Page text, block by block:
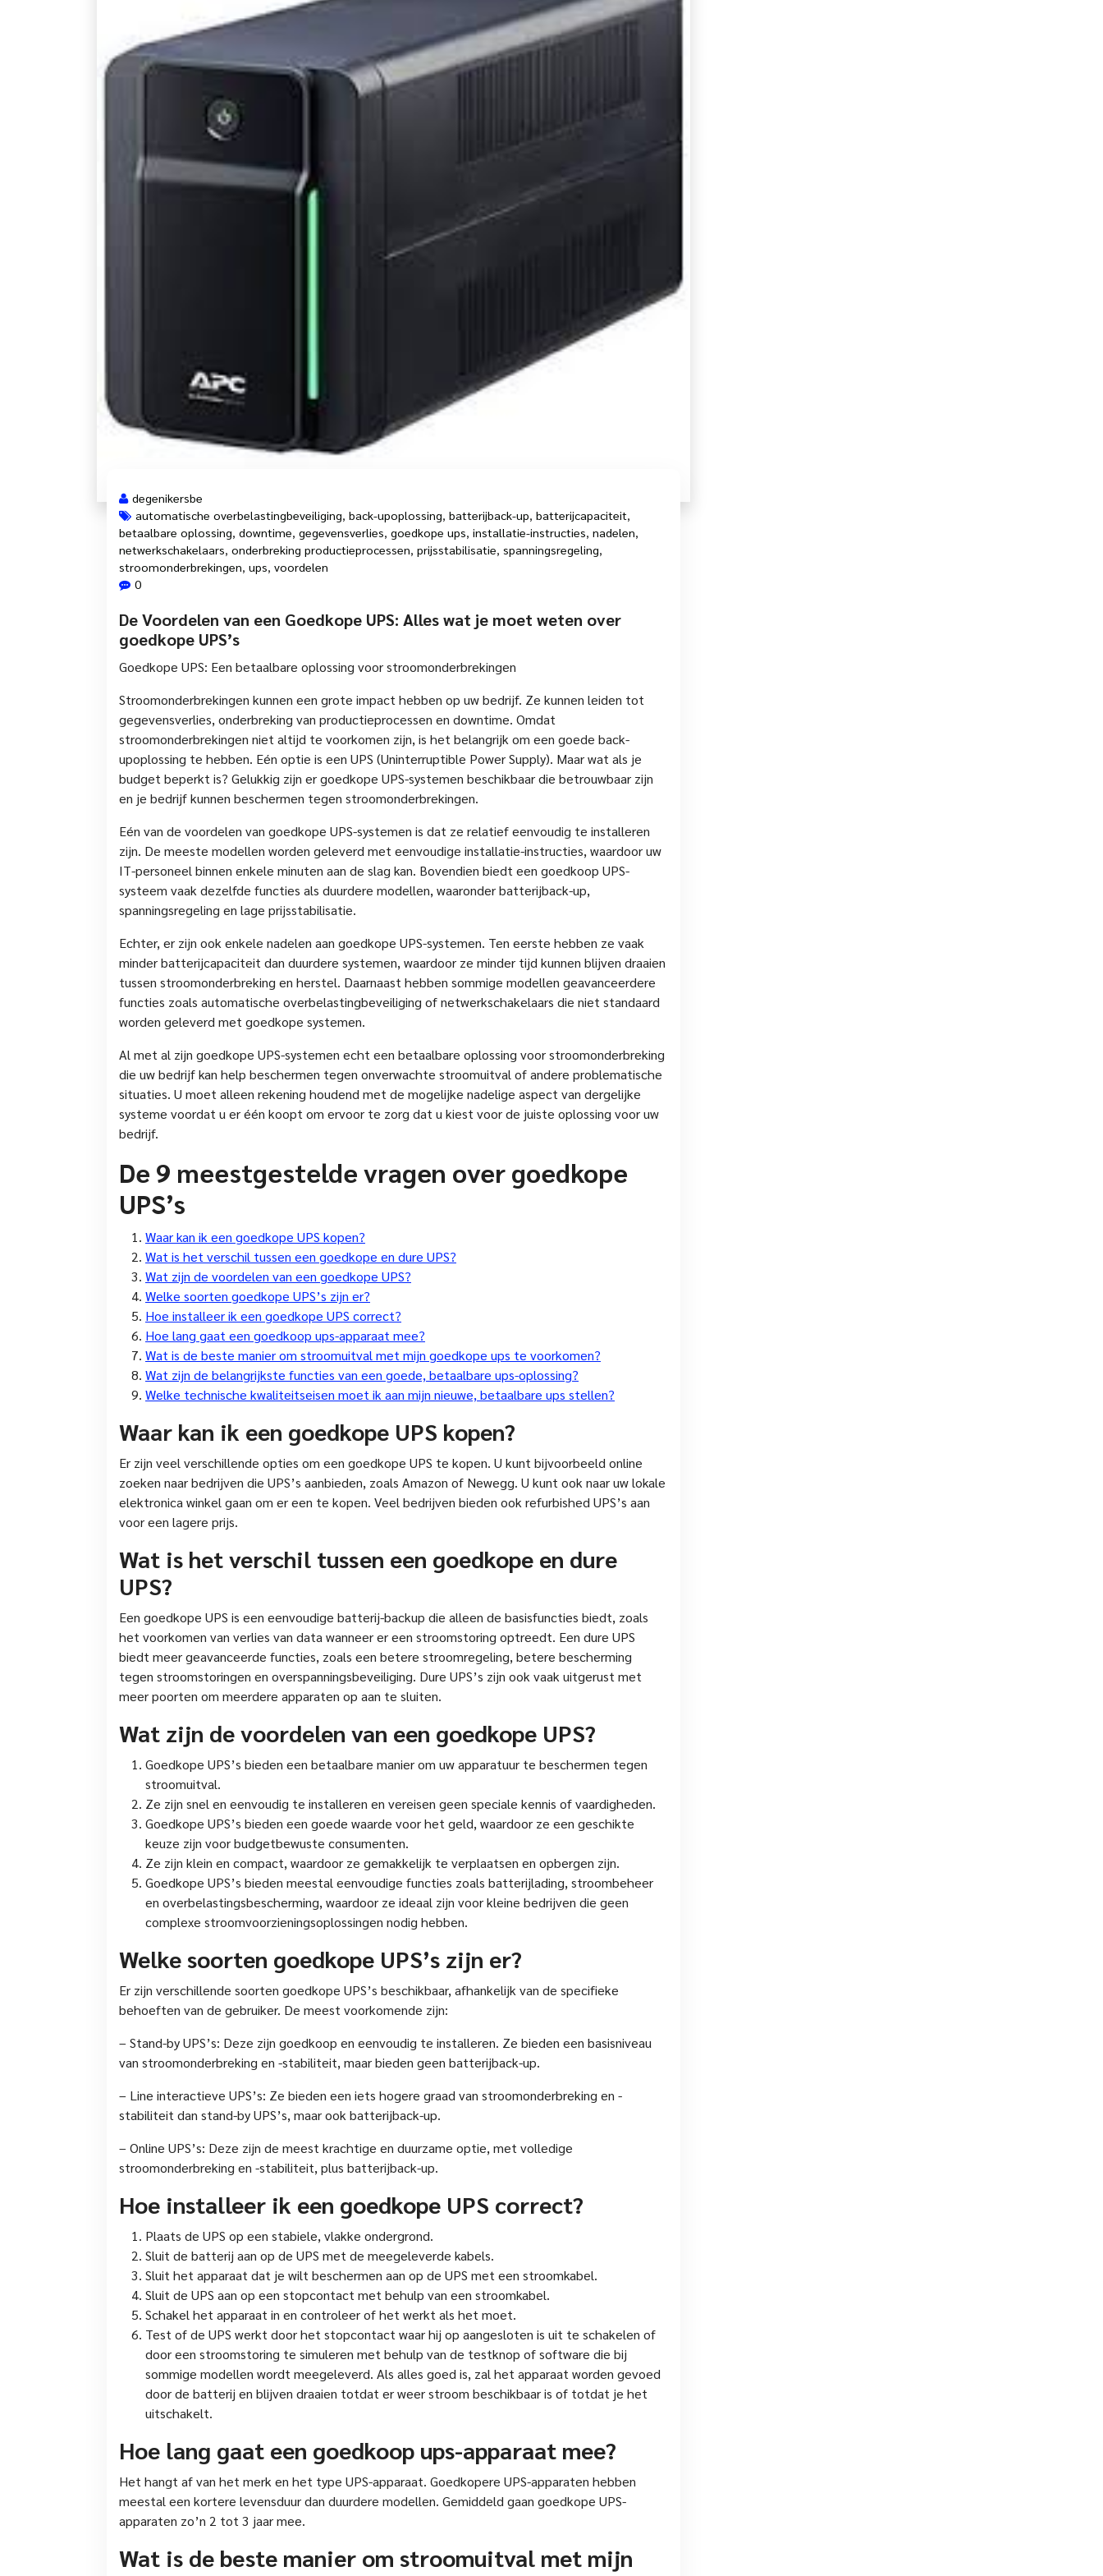
degenikersbe
automatische overbelastingbeveiliging, back-upoplossing, batterijback-up, batterijcapaciteit,
betaalbare oplossing, downtime, gegevensverlies, goedkope ups, installatie-instructies, nadelen,
netwerkschakelaars, onderbreking productieprocessen, prijsstabilisatie, spanningsregeling,
stroomonderbrekingen, ups, voordelen
0
De Voordelen van een Goedkope UPS: Alles wat je moet weten over
goedkope UPS’s
Goedkope UPS: Een betaalbare oplossing voor stroomonderbrekingen
Stroomonderbrekingen kunnen een grote impact hebben op uw bedrijf. Ze kunnen leiden tot
gegevensverlies, onderbreking van productieprocessen en downtime. Omdat
stroomonderbrekingen niet altijd te voorkomen zijn, is het belangrijk om een goede back-
upoplossing te hebben. Eén optie is een UPS (Uninterruptible Power Supply). Maar wat als je
budget beperkt is? Gelukkig zijn er goedkope UPS-systemen beschikbaar die betrouwbaar zijn
en je bedrijf kunnen beschermen tegen stroomonderbrekingen.
Eén van de voordelen van goedkope UPS-systemen is dat ze relatief eenvoudig te installeren
zijn. De meeste modellen worden geleverd met eenvoudige installatie-instructies, waardoor uw
IT-personeel binnen enkele minuten aan de slag kan. Bovendien biedt een goedkoop UPS-
systeem vaak dezelfde functies als duurdere modellen, waaronder batterijback-up,
spanningsregeling en lage prijsstabilisatie.
Echter, er zijn ook enkele nadelen aan goedkope UPS-systemen. Ten eerste hebben ze vaak
minder batterijcapaciteit dan duurdere systemen, waardoor ze minder tijd kunnen blijven draaien
tussen stroomonderbreking en herstel. Daarnaast hebben sommige modellen geavanceerdere
functies zoals automatische overbelastingbeveiliging of netwerkschakelaars die niet standaard
worden geleverd met goedkope systemen.
Al met al zijn goedkope UPS-systemen echt een betaalbare oplossing voor stroomonderbreking
die uw bedrijf kan help beschermen tegen onverwachte stroomuitval of andere problematische
situaties. U moet alleen rekening houdend met de mogelijke nadelige aspect van dergelijke
systeme voordat u er één koopt om ervoor te zorg dat u kiest voor de juiste oplossing voor uw
bedrijf.
De 9 meestgestelde vragen over goedkope
UPS’s
Waar kan ik een goedkope UPS kopen?
Wat is het verschil tussen een goedkope en dure UPS?
Wat zijn de voordelen van een goedkope UPS?
Welke soorten goedkope UPS’s zijn er?
Hoe installeer ik een goedkope UPS correct?
Hoe lang gaat een goedkoop ups-apparaat mee?
Wat is de beste manier om stroomuitval met mijn goedkope ups te voorkomen?
Wat zijn de belangrijkste functies van een goede, betaalbare ups-oplossing?
Welke technische kwaliteitseisen moet ik aan mijn nieuwe, betaalbare ups stellen?
Waar kan ik een goedkope UPS kopen?
Er zijn veel verschillende opties om een goedkope UPS te kopen. U kunt bijvoorbeeld online
zoeken naar bedrijven die UPS’s aanbieden, zoals Amazon of Newegg. U kunt ook naar uw lokale
elektronica winkel gaan om er een te kopen. Veel bedrijven bieden ook refurbished UPS’s aan
voor een lagere prijs.
Wat is het verschil tussen een goedkope en dure
UPS?
Een goedkope UPS is een eenvoudige batterij-backup die alleen de basisfuncties biedt, zoals
het voorkomen van verlies van data wanneer er een stroomstoring optreedt. Een dure UPS
biedt meer geavanceerde functies, zoals een betere stroomregeling, betere bescherming
tegen stroomstoringen en overspanningsbeveiliging. Dure UPS’s zijn ook vaak uitgerust met
meer poorten om meerdere apparaten op aan te sluiten.
Wat zijn de voordelen van een goedkope UPS?
Goedkope UPS’s bieden een betaalbare manier om uw apparatuur te beschermen tegen
stroomuitval.
Ze zijn snel en eenvoudig te installeren en vereisen geen speciale kennis of vaardigheden.
Goedkope UPS’s bieden een goede waarde voor het geld, waardoor ze een geschikte
keuze zijn voor budgetbewuste consumenten.
Ze zijn klein en compact, waardoor ze gemakkelijk te verplaatsen en opbergen zijn.
Goedkope UPS’s bieden meestal eenvoudige functies zoals batterijlading, stroombeheer
en overbelastingsbescherming, waardoor ze ideaal zijn voor kleine bedrijven die geen
complexe stroomvoorzieningsoplossingen nodig hebben.
Welke soorten goedkope UPS’s zijn er?
Er zijn verschillende soorten goedkope UPS’s beschikbaar, afhankelijk van de specifieke
behoeften van de gebruiker. De meest voorkomende zijn:
– Stand-by UPS’s: Deze zijn goedkoop en eenvoudig te installeren. Ze bieden een basisniveau
van stroomonderbreking en -stabiliteit, maar bieden geen batterijback-up.
– Line interactieve UPS’s: Ze bieden een iets hogere graad van stroomonderbreking en -
stabiliteit dan stand-by UPS’s, maar ook batterijback-up.
– Online UPS’s: Deze zijn de meest krachtige en duurzame optie, met volledige
stroomonderbreking en -stabiliteit, plus batterijback-up.
Hoe installeer ik een goedkope UPS correct?
Plaats de UPS op een stabiele, vlakke ondergrond.
Sluit de batterij aan op de UPS met de meegeleverde kabels.
Sluit het apparaat dat je wilt beschermen aan op de UPS met een stroomkabel.
Sluit de UPS aan op een stopcontact met behulp van een stroomkabel.
Schakel het apparaat in en controleer of het werkt als het moet.
Test of de UPS werkt door het stopcontact waar hij op aangesloten is uit te schakelen of
door een stroomstoring te simuleren met behulp van de testknop of software die bij
sommige modellen wordt meegeleverd. Als alles goed is, zal het apparaat worden gevoed
door de batterij en blijven draaien totdat er weer stroom beschikbaar is of totdat je het
uitschakelt.
Hoe lang gaat een goedkoop ups-apparaat mee?
Het hangt af van het merk en het type UPS-apparaat. Goedkopere UPS-apparaten hebben
meestal een kortere levensduur dan duurdere modellen. Gemiddeld gaan goedkope UPS-
apparaten zo’n 2 tot 3 jaar mee.
Wat is de beste manier om stroomuitval met mijn